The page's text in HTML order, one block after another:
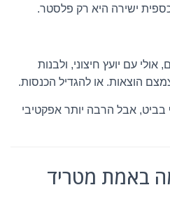
ישירה היא רק פלסטר.
עם יועץ חיצוני, ולבנות
הוצאות. או להגדיל הכנסות.
אבל הרבה יותר אפקטיבי
באמת מטריד